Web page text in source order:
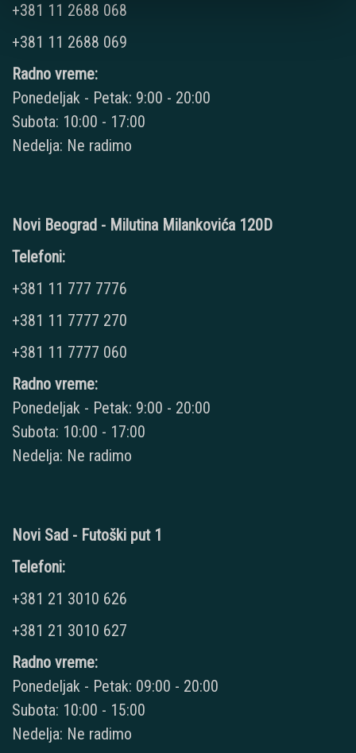
+381 11 2688 068
+381 11 2688 069
Radno vreme:
Ponedeljak - Petak: 9:00 - 20:00
Subota: 10:00 - 17:00
Nedelja: Ne radimo
Novi Beograd - Milutina Milankovića 120D
Telefoni:
+381 11 777 7776
+381 11 7777 270
+381 11 7777 060
Radno vreme:
Ponedeljak - Petak: 9:00 - 20:00
Subota: 10:00 - 17:00
Nedelja: Ne radimo
Novi Sad - Futoški put 1
Telefoni:
+381 21 3010 626
+381 21 3010 627
Radno vreme:
Ponedeljak - Petak: 09:00 - 20:00
Subota: 10:00 - 15:00
Nedelja: Ne radimo